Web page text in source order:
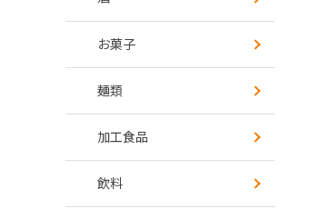
お菓子
麺類
加工食品
飲料